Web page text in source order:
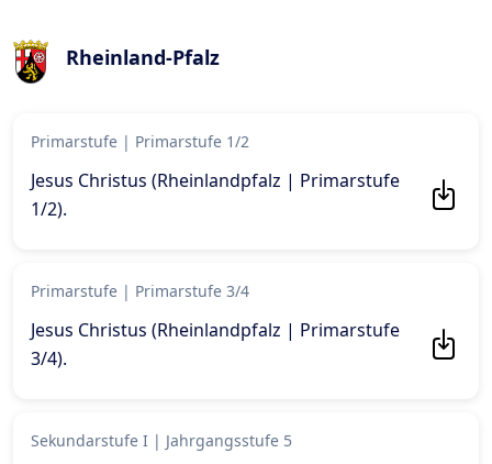
Rheinland-Pfalz
Primarstufe | Primarstufe 1/2
Jesus Christus (Rheinlandpfalz | Primarstufe
1/2).
Primarstufe | Primarstufe 3/4
Jesus Christus (Rheinlandpfalz | Primarstufe
3/4).
Sekundarstufe I | Jahrgangsstufe 5